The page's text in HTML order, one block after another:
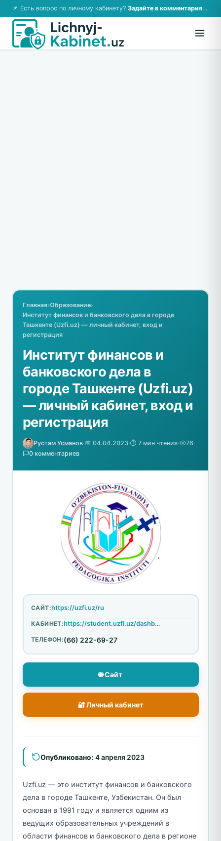
📌 Есть вопрос по личному кабинету? Задайте в комментариях — ответим!
Главная›Образование›
Институт финансов и банковского дела в городе
Ташкенте (Uzfi.uz) — личный кабинет, вход и
регистрация
Институт финансов и
банковского дела в
городе Ташкенте (Uzfi.uz)
— личный кабинет, вход и
регистрация
Рустам Усманов·📅 04.04.2023·⏱️ 7 мин чтения· 76·
0 комментариев
САЙТ:https://uzfi.uz/ru
КАБИНЕТ: https://student.uzfi.uz/dashboard/login
ТЕЛЕФОН:(66) 222-69-27
🌐 Сайт
🔐 Личный кабинет
Опубликовано: 4 апреля 2023
Uzfi.uz — это институт финансов и банковского
дела в городе Ташкенте, Узбекистан. Он был
основан в 1991 году и является одним из
ведущих образовательных учреждений в
области финансов и банковского дела в регионе